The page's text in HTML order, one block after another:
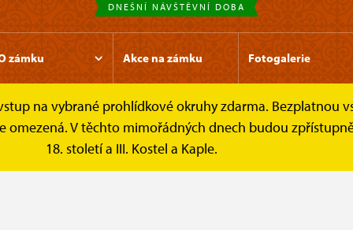
DNEŠNÍ NÁVŠTĚVNÍ DOBA
zámku Akce na zámku Fotogalerie
na vybrané prohlídkové okruhy zdarma. Bezplatnou
V těchto mimořádných dnech budou
18. století a III. Kostel a Kaple.
Kontakt